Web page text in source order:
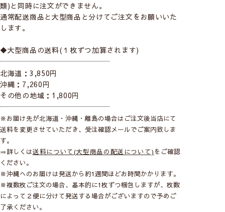
ナチュラルなカラーリングが癒しの空間にしてくれま
す！
boras cotton－ボラスコットン－
スウェーデンの歴史あるファブリックメーカー。
が魅力です。恵まれた大自然からインスピレーシ
ョンを受けたデザインは家庭でも公共の場でも愛
されています。
boras cottonをすべて見る
類)と同時に注文ができません。
通常配送商品と大型商品と分けてご注文をお願いいた
します。
◆大型商品の送料(１枚ずつ加算されます)
北海道：3,850円
沖縄：7,260円
その他の地域：1,800円
※お届け先が北海道・沖縄・離島の場合はご注文後当店にて
送料を変更させていただき、受注確認メールでご案内致しま
す。
⇒詳しくは送料について(大型商品の配送について)をご確認
ください。
※沖縄へのお届けは発送から約1週間ほどお時間かかります。
※複数枚ご注文の場合、基本的に1枚ずつ梱包しますが、枚数
によって２便に分けて発送する場合がございますので予めご
了承ください。